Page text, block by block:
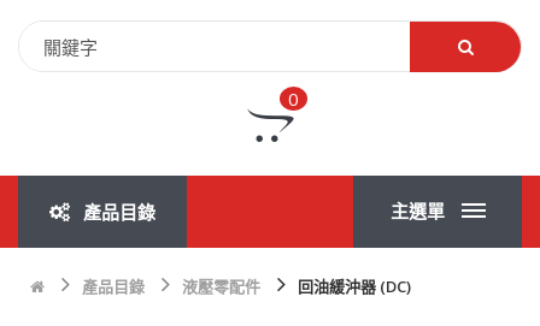
0
產品目錄 主選單
產品目錄 液壓零配件 回油緩沖器 (DC)